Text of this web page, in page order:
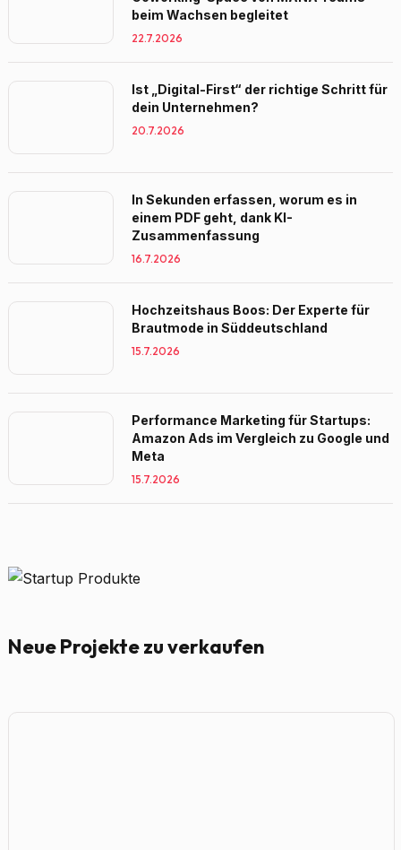
beim Wachsen begleitet
22.7.2026
Ist „Digital-First“ der richtige Schritt für
dein Unternehmen?
20.7.2026
In Sekunden erfassen, worum es in
einem PDF geht, dank KI-
Zusammenfassung
16.7.2026
Hochzeitshaus Boos: Der Experte für
Brautmode in Süddeutschland
15.7.2026
Performance Marketing für Startups:
Amazon Ads im Vergleich zu Google und
Meta
15.7.2026
Neue Projekte zu verkaufen